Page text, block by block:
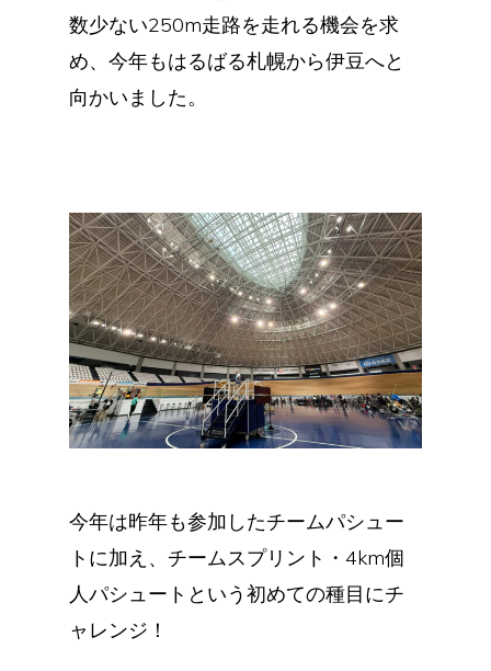
数少ない250m走路を走れる機会を求
め、今年もはるばる札幌から伊豆へと
向かいました。
今年は昨年も参加したチームパシュー
トに加え、チームスプリント・4km個
人パシュートという初めての種目にチ
ャレンジ！